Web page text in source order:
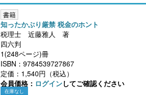
書籍
知ったかぶり厳禁 税金のホント
税理士 近藤雅人 著
四六判
1(248ページ)冊
ISBN：9784539727867
定価：1,540円（税込）
会員価格： ログインしてご確認ください
在庫なし